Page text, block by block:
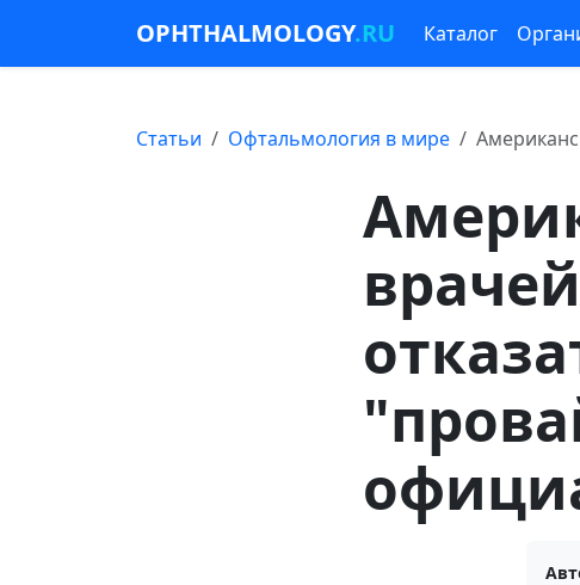
OPHTHALMOLOGY.RU Каталог
Статьи Офтальмология в мире